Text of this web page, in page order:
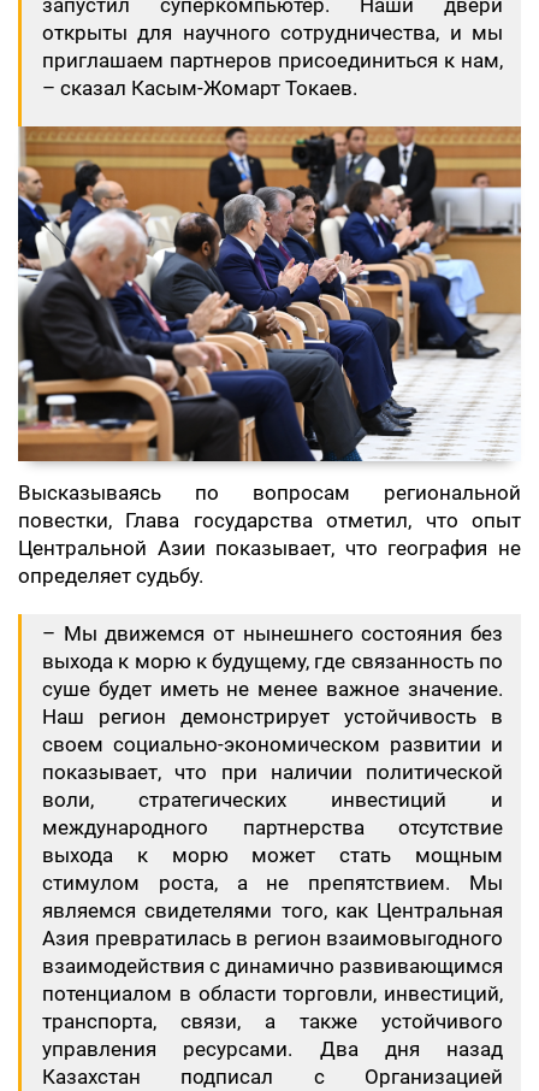
запустил суперкомпьютер. Наши двери
открыты для научного сотрудничества, и мы
приглашаем партнеров присоединиться к нам,
– сказал Касым-Жомарт Токаев.
Высказываясь по вопросам региональной
повестки, Глава государства отметил, что опыт
Центральной Азии показывает, что география не
определяет судьбу.
– Мы движемся от нынешнего состояния без
выхода к морю к будущему, где связанность по
суше будет иметь не менее важное значение.
Наш регион демонстрирует устойчивость в
своем социально-экономическом развитии и
показывает, что при наличии политической
воли, стратегических инвестиций и
международного партнерства отсутствие
выхода к морю может стать мощным
стимулом роста, а не препятствием. Мы
являемся свидетелями того, как Центральная
Азия превратилась в регион взаимовыгодного
взаимодействия с динамично развивающимся
потенциалом в области торговли, инвестиций,
транспорта, связи, а также устойчивого
управления ресурсами. Два дня назад
Казахстан подписал с Организацией